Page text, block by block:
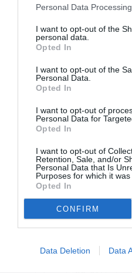
Personal Data
I want to opt-out of the
personal data.
Opted In
I want to opt-out of the
Personal Data.
Opted In
I want to opt-out of
Personal Data for
Opted In
I want to opt-out of
Retention, Sale, and/or
Personal Data that Is
Purposes for which it was
Opted In
CONFIRM
Data Deletion Data
“strutturale”, con una
servizi avanzati e
Il rapporto evidenzia
superamento delle
etniche”. Se da un lato
bangladesi e pakistani;
romeni; manifattura e
dall’altro si osserva una
diversificazione.
espansione nei servizi